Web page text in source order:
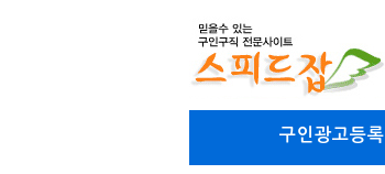
구인광고등록